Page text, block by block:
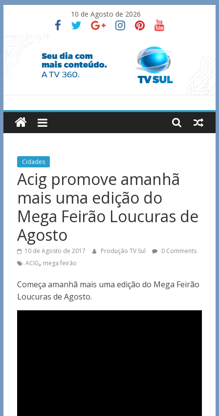
content
10 de Agosto de 2026
TV
Sul
Notícias
Guaxupé
região.
Cidades
Acig promove amanhã
mais uma edição do
Mega Feirão Loucuras de
Agosto
10 de Agosto de 2017 Produção TV Sul
0 Comments
ACIG, mega feirão
Começa amanhã mais uma edição do Mega Feirão
Loucuras de Agosto.